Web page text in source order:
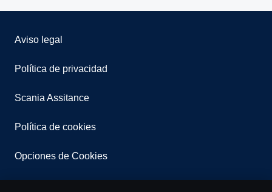
Aviso legal
Política de privacidad
Scania Assitance
Política de cookies
Opciones de Cookies